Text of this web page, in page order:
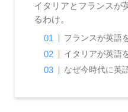
イタリアとフランスが
るわけ。
フランスが英語
イタリアが英語
なぜ今時代に英